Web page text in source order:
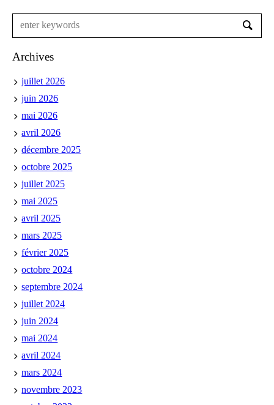
Archives
juillet 2026
juin 2026
mai 2026
avril 2026
décembre 2025
octobre 2025
juillet 2025
mai 2025
avril 2025
mars 2025
février 2025
octobre 2024
septembre 2024
juillet 2024
juin 2024
mai 2024
avril 2024
mars 2024
novembre 2023